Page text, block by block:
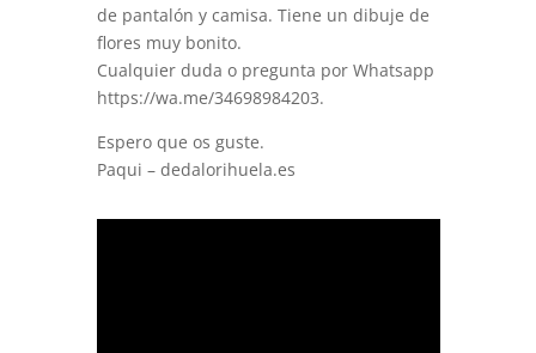
de pantalón y camisa. Tiene un dibuje de
flores muy bonito.
Cualquier duda o pregunta por Whatsapp
https://wa.me/34698984203.
Espero que os guste.
Paqui – dedalorihuela.es